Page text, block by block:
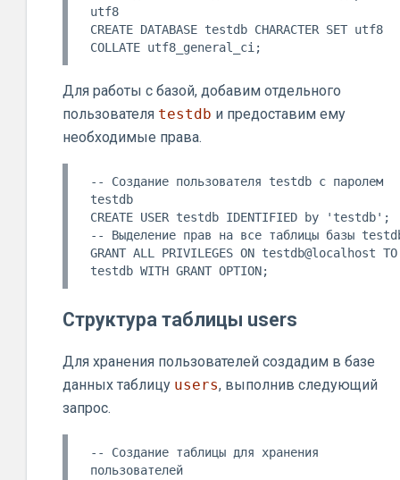
utf8
CREATE DATABASE testdb CHARACTER SET utf8
Для работы с базой, добавим отдельного
пользователя testdb и предоставим ему
необходимые права.
-- Создание пользователя testdb с паролем
testdb
CREATE USER testdb IDENTIFIED by 'testdb';
-- Выделение прав на все таблицы базы
GRANT ALL PRIVILEGES ON testdb@localhost TO
Структура таблицы users
Для хранения пользователей создадим в базе
данных таблицу users, выполнив следующий
запрос.
-- Создание таблицы для хранения
пользователей